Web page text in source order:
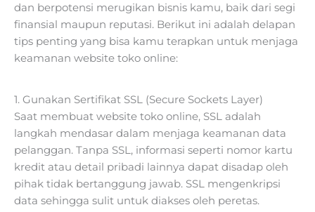
dan berpotensi merugikan bisnis kamu, baik dari segi
finansial maupun reputasi. Berikut ini adalah delapan
tips penting yang bisa kamu terapkan untuk menjaga
keamanan website toko online:
1. Gunakan Sertifikat SSL (Secure Sockets Layer)
Saat membuat website toko online, SSL adalah
langkah mendasar dalam menjaga keamanan data
pelanggan. Tanpa SSL, informasi seperti nomor kartu
kredit atau detail pribadi lainnya dapat disadap oleh
pihak tidak bertanggung jawab. SSL mengenkripsi
data sehingga sulit untuk diakses oleh peretas.